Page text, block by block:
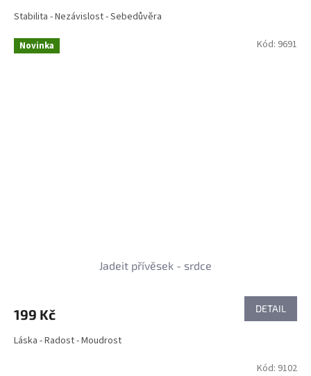
Stabilita - Nezávislost - Sebedůvěra
Novinka
Jadeit přívěsek - srdce
199 Kč DETAIL
Láska - Radost - Moudrost
Kód: 9691
Kód: 9102